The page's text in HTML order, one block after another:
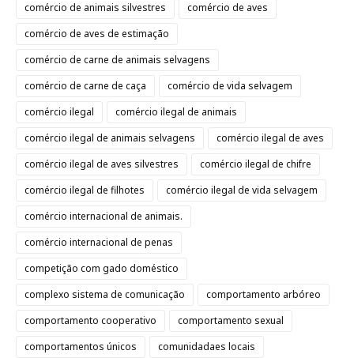
comércio de animais silvestres
comércio de aves
comércio de aves de estimação
comércio de carne de animais selvagens
comércio de carne de caça
comércio de vida selvagem
comércio ilegal
comércio ilegal de animais
comércio ilegal de animais selvagens
comércio ilegal de aves
comércio ilegal de aves silvestres
comércio ilegal de chifre
comércio ilegal de filhotes
comércio ilegal de vida selvagem
comércio internacional de animais.
comércio internacional de penas
competição com gado doméstico
complexo sistema de comunicação
comportamento arbóreo
comportamento cooperativo
comportamento sexual
comportamentos únicos
comunidadaes locais